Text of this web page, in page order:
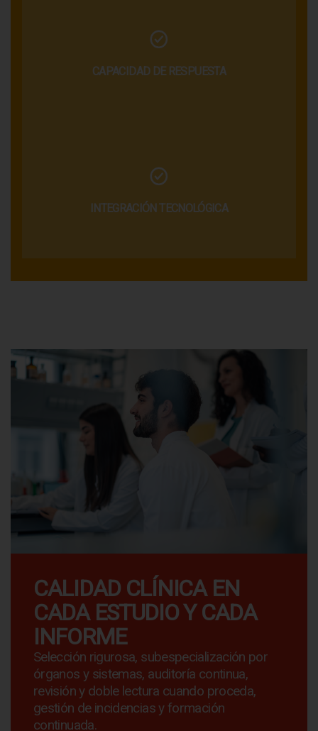
CAPACIDAD DE RESPUESTA
INTEGRACIÓN TECNOLÓGICA
CALIDAD CLÍNICA EN
CADA ESTUDIO Y CADA
INFORME
Selección rigurosa, subespecialización por
órganos y sistemas, auditoría continua,
revisión y doble lectura cuando proceda,
gestión de incidencias y formación
continuada.